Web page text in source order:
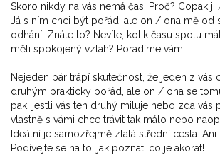
Skoro nikdy na vás nemá čas. Proč? Copak
Já s ním chci být pořád, ale on / ona mě od
odhání. Znáte to? Nevíte, kolik času spolu
měli spokojený vztah? Poradíme vám.
Nejeden pár trápí skutečnost, že jeden z vás
druhým prakticky pořád, ale on / ona se
pak, jestli vás ten druhý miluje nebo zda vás
vlastně s vámi chce trávit tak málo nebo
Ideální je samozřejmě zlatá střední cesta.
Podívejte se na to, jak poznat, co je akorát!